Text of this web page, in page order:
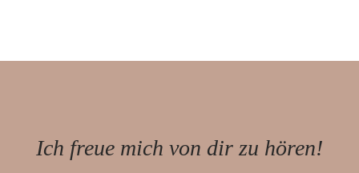
Ich freue mich von dir zu hören!